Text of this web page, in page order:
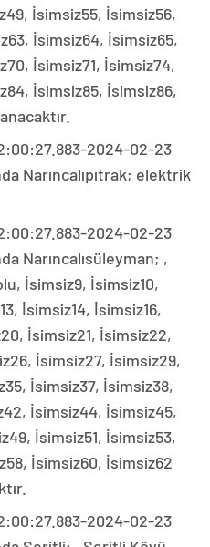
İsimsiz55, İsimsiz56,
İsimsiz64, İsimsiz65,
İsimsiz71, İsimsiz74,
İsimsiz85, İsimsiz86,
2024-02-23
Narıncalıpıtrak; elektrik
2024-02-23
Narıncalısüleyman; ,
İsimsiz9, İsimsiz10,
İsimsiz14, İsimsiz16,
İsimsiz21, İsimsiz22,
İsimsiz27, İsimsiz29,
İsimsiz37, İsimsiz38,
İsimsiz44, İsimsiz45,
İsimsiz51, İsimsiz53,
İsimsiz60, İsimsiz62
2024-02-23